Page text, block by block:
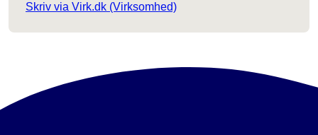
Skriv via Virk.dk (Virksomhed)